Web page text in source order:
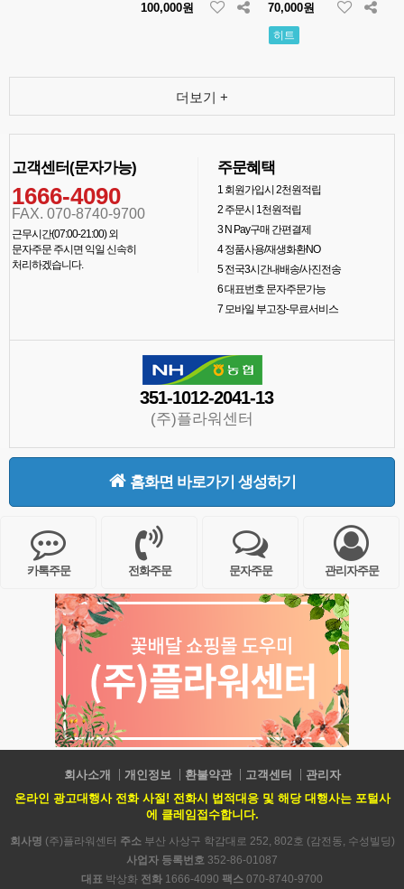
100,000원 70,000원
히트
더보기 +
고객센터(문자가능)
1666-4090
FAX. 070-8740-9700
근무시간(07:00-21:00) 외
문자주문 주시면 익일 신속히
처리하겠습니다.
주문혜택
1회원가입시 2천원적립
2주문시 1천원적립
3N Pay구매 간편결제
4정품사용/재생화환NO
5전국3시간내배송/사진전송
6대표번호 문자주문가능
7모바일 부고장-무료서비스
351-1012-2041-13
(주)플라워센터
홈화면 바로가기 생성하기
카톡주문 전화주문 문자주문 관리자주문
회사소개 개인정보 환불약관 고객센터
관리자
온라인 광고대행사 전화 사절! 전화시 법적대응 및 해당 대행사는 포털사
에 클레임접수합니다.
회사명 (주)플라워센터 주소부산 사상구 학감대로 252, 802호 (감전동, 수성빌딩)
사업자 등록번호 352-86-01087
대표 박상화 전화 1666-4090 팩스 070-8740-9700